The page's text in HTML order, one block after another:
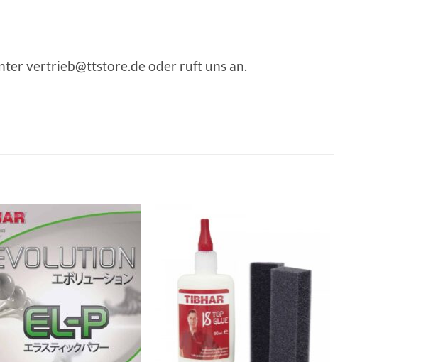
vertrieb@ttstore.de oder ruft uns an.